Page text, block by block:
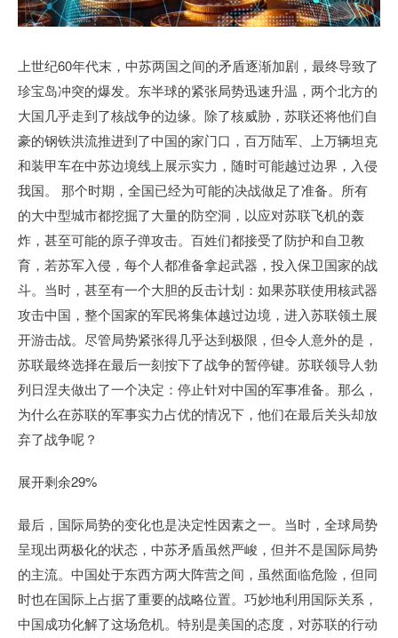
上世纪60年代末，中苏两国之间的矛盾逐渐加剧，最终导致了
珍宝岛冲突的爆发。东半球的紧张局势迅速升温，两个北方的
大国几乎走到了核战争的边缘。除了核威胁，苏联还将他们自
豪的钢铁洪流推进到了中国的家门口，百万陆军、上万辆坦克
和装甲车在中苏边境线上展示实力，随时可能越过边界，入侵
我国。 那个时期，全国已经为可能的决战做足了准备。所有
的大中型城市都挖掘了大量的防空洞，以应对苏联飞机的轰
炸，甚至可能的原子弹攻击。百姓们都接受了防护和自卫教
育，若苏军入侵，每个人都准备拿起武器，投入保卫国家的战
斗。当时，甚至有一个大胆的反击计划：如果苏联使用核武器
攻击中国，整个国家的军民将集体越过边境，进入苏联领土展
开游击战。尽管局势紧张得几乎达到极限，但令人意外的是，
苏联最终选择在最后一刻按下了战争的暂停键。苏联领导人勃
列日涅夫做出了一个决定：停止针对中国的军事准备。那么，
为什么在苏联的军事实力占优的情况下，他们在最后关头却放
弃了战争呢？
展开剩余29%
最后，国际局势的变化也是决定性因素之一。当时，全球局势
呈现出两极化的状态，中苏矛盾虽然严峻，但并不是国际局势
的主流。中国处于东西方两大阵营之间，虽然面临危险，但同
时也在国际上占据了重要的战略位置。巧妙地利用国际关系，
中国成功化解了这场危机。特别是美国的态度，对苏联的行动